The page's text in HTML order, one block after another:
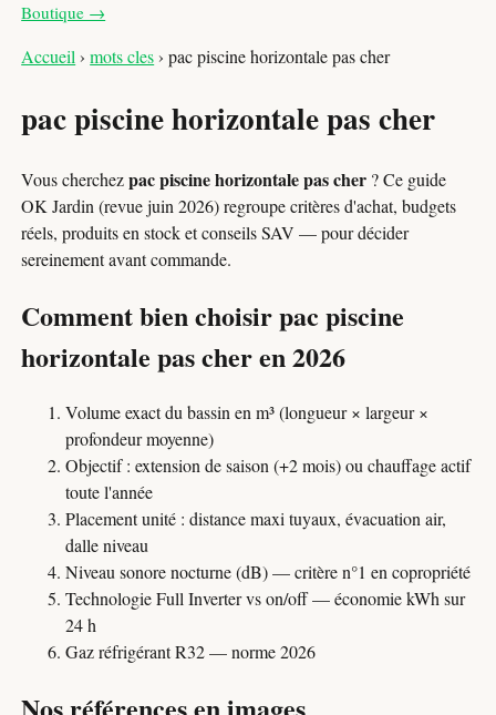
Boutique →
Accueil ›mots cles›pac piscine horizontale pas cher
pac piscine horizontale pas cher
Vous cherchezpac piscine horizontale pas cher ? Ce guide
OK Jardin (revue juin 2026) regroupe critères d'achat, budgets
réels, produits en stock et conseils SAV — pour décider
sereinement avant commande.
Comment bien choisir pac piscine
horizontale pas cher en 2026
Volume exact du bassin en m³ (longueur × largeur ×
profondeur moyenne)
Objectif : extension de saison (+2 mois) ou chauffage actif
toute l'année
Placement unité : distance maxi tuyaux, évacuation air,
dalle niveau
Niveau sonore nocturne (dB) — critère n°1 en copropriété
Technologie Full Inverter vs on/off — économie kWh sur
24 h
Gaz réfrigérant R32 — norme 2026